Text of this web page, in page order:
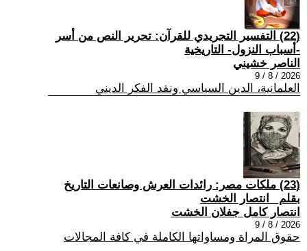
(22) التفسير التجريدي للقرآن: تحرير النص من أسر
-أسباب النزول- التاريخية
الناصر خشيني
2026 / 8 / 9
العلمانية، الدين السياسي ونقد الفكر الديني
(23) ملكات مصر: رائدات العرش وصانعات التاريخ
بقلم _انتصار الخشت
انتصار كامل جفلان الخشت
2026 / 8 / 9
حقوق المراة ومساواتها الكاملة في كافة المجالات